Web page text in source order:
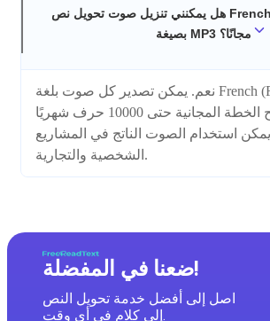
هل يمكنني تنزيل صوت تحويل نص French (France) إلى كلام
بصيغة MP3 مجانًا؟
نعم. يمكن تصدير كل صوت بلغة French (France) إلى MP3
دون أي تكلفة. تتيح الخطة المجانية حتى 10000 حرف شهريًا
استخدام الصوت الناتج في المشاريع
الشخصية والتجارية.
ضعنا في المفضلة!
اصل إلى أفضل خدمة تحويل النص
إلى كلام في أي وقت.